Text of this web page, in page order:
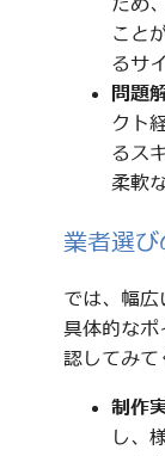
こと
るサ
問題
クト
るス
柔軟
業者選び
では、幅広
具体的なポ
認してみて
制作
し、